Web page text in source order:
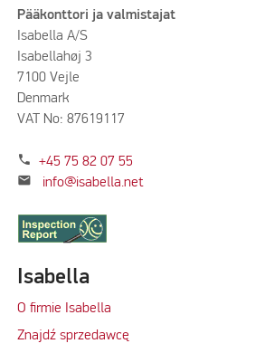
Pääkonttori ja valmistajat
Isabella A/S
Isabellahøj 3
7100 Vejle
Denmark
VAT No: 87619117
phone +45 75 82 07 55
mail info@isabella.net
Isabella
O firmie Isabella
Znajdź sprzedawcę